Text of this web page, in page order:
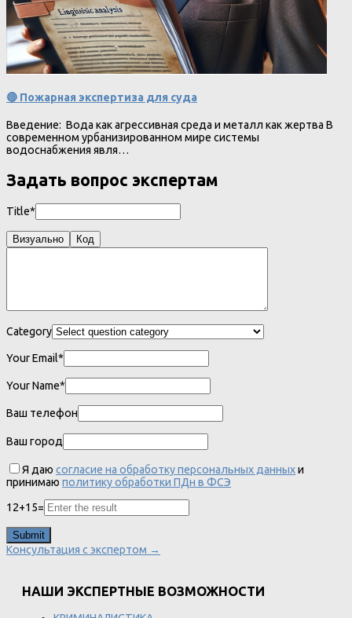
🔴 Пожарная экспертиза для суда
Введение: Вода как агрессивная среда и металл как жертва В
современном урбанизированном мире системы
водоснабжения явля…
Задать вопрос экспертам
Title*
Визуально Код
Category
Your Email*
Your Name*
Ваш телефон
Ваш город
Я даю согласие на обработку персональных данныхи
принимаю политику обработки ПДн в ФСЭ
12+15=
Консультация с экспертом →
НАШИ ЭКСПЕРТНЫЕ ВОЗМОЖНОСТИ